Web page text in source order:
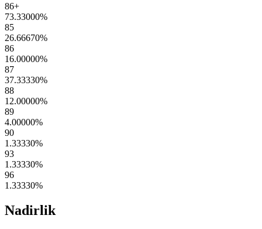
86+
73.33000%
85
26.66670%
86
16.00000%
87
37.33330%
88
12.00000%
89
4.00000%
90
1.33330%
93
1.33330%
96
1.33330%
Nadirlik